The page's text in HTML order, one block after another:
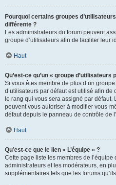
Pourquoi certains groupes
différente ?
Les administrateurs du forum peuvent
groupe d’utilisateurs afin de faciliter leur
Haut
Qu’est-ce qu’un « groupe d’utilisateurs
Si vous êtes membre de plus d’un
d’utilisateurs par défaut est utilisé afin
le rang qui vous sera assigné par défaut.
peuvent vous autoriser à modifier vous-
défaut depuis le panneau de contrôle de
Haut
Qu’est-ce que le lien « L’équipe » ?
Cette page liste les membres de l’équipe
administrateurs et les modérateurs, en
supplémentaires tels que les forums